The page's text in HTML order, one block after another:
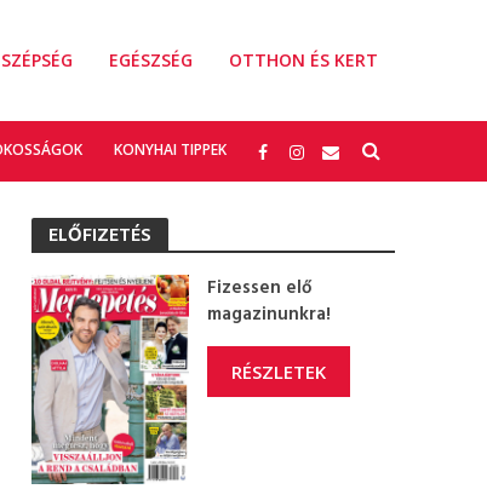
SZÉPSÉG EGÉSZSÉG OTTHON ÉS KERT
KONYHAI TIPPEK
ELŐFIZETÉS
Fizessen elő
magazinunkra!
RÉSZLETEK